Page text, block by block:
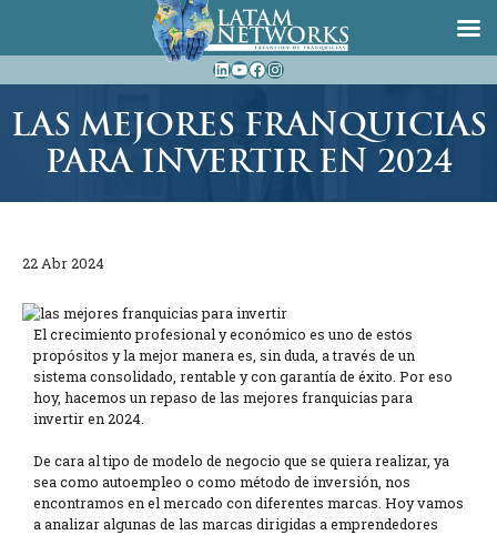
al
contenido
LinkedIn
YouTube
Facebook
Instagram
LAS MEJORES FRANQUICIAS
PARA INVERTIR EN 2024
22 Abr 2024
El crecimiento profesional y económico es uno de estos
propósitos y la mejor manera es, sin duda, a través de un
sistema consolidado, rentable y con garantía de éxito. Por eso
hoy, hacemos un repaso de las mejores franquicias para
invertir en 2024.
De cara al tipo de modelo de negocio que se quiera realizar, ya
sea como autoempleo o como método de inversión, nos
encontramos en el mercado con diferentes marcas. Hoy vamos
a analizar algunas de las marcas dirigidas a emprendedores